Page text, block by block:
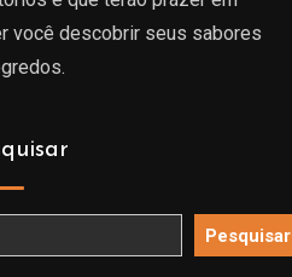
você descobrir seus sabores
Pesquisar